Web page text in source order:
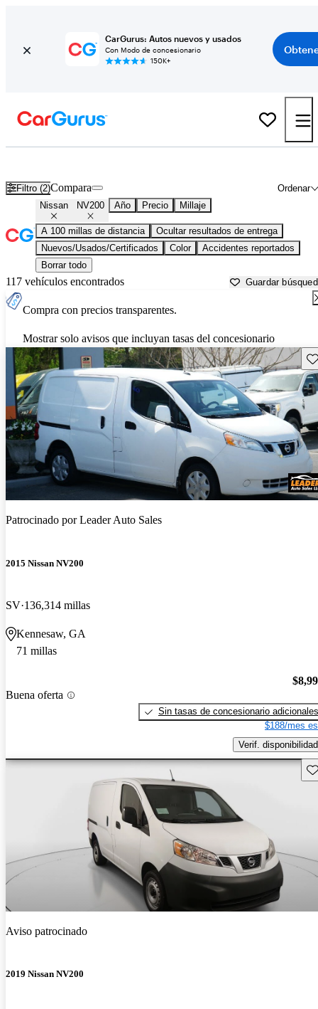
CarGurus: Autos nuevos y usados
Con Modo de concesionario
150K+
Filtro (2) Ordenar
Compara
Nissan NV200 Año Precio Millaje
A 100 millas de distancia
Ocultar resultados de entrega
Nuevos/Usados/Certificados
Color
Accidentes reportados
Borrar todo
117 vehículos encontrados Guardar
Compra con precios transparentes.
Mostrar solo avisos que incluyan tasas del concesionario
Patrocinado porLeader Auto Sales
2015 Nissan NV200
SV 136,314 millas
Kennesaw, GA
71 millas
Buena oferta
Sin tasas de concesionario adicionales
$188/mes
Verif. disponibilidad
Aviso patrocinado
2019 Nissan NV200